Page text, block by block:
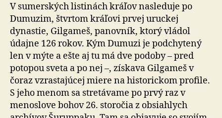
V sumerských listinách kráľov nasleduje po
Dumuzim, štvrtom kráľovi prvej uruckej
dynastie, Gilgameš, panovník, ktorý vládol
údajne 126 rokov. Kým Dumuzi je podchytený
len v mýte a ešte aj tu má dve podoby – pred
potopou sveta a po nej –, získava Gilgameš v
čoraz vzrastajúcej miere na historickom profile.
S jeho menom sa stretávame po prvý raz v
menoslove bohov 26. storočia z obsiahlych